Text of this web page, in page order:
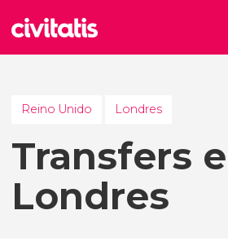
Reino Unido Londres
Transfers
Londres